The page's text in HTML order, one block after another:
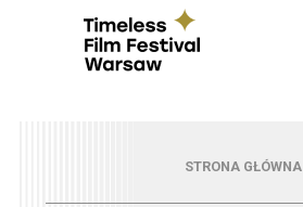
Menu - strona główna
STRONA GŁÓWNA